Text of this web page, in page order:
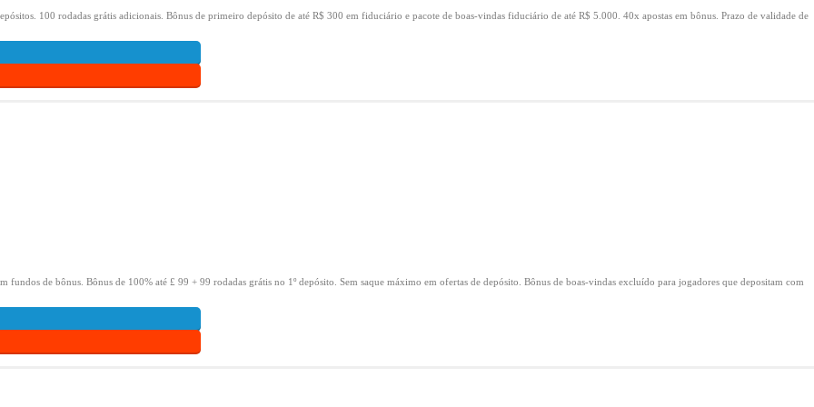
100 rodadas grátis adicionais. Bônus de primeiro depósito de até R$ 300 em fiduciário e pacote de boas-vindas fiduciário de até R$ 5.000. 40x apostas em bônus. Prazo de validade de
fundos de bônus. Bônus de 100% até £ 99 + 99 rodadas grátis no 1º depósito. Sem saque máximo em ofertas de depósito. Bônus de boas-vindas excluído para jogadores que depositam com